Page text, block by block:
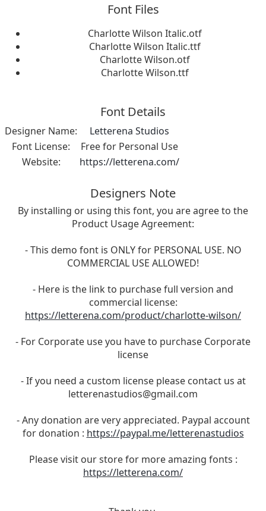
Font Files
Charlotte Wilson Italic.otf
Charlotte Wilson Italic.ttf
Charlotte Wilson.otf
Charlotte Wilson.ttf
Font Details
Designer Name:
Letterena Studios
Font License:
Free for Personal Use
Website:
https://letterena.com/
Designers Note
By installing or using this font, you are agree to the
Product Usage Agreement:
- This demo font is ONLY for PERSONAL USE. NO
COMMERCIAL USE ALLOWED!
- Here is the link to purchase full version and
commercial license:
https://letterena.com/product/charlotte-wilson/
- For Corporate use you have to purchase Corporate
license
- If you need a custom license please contact us at
letterenastudios@gmail.com
- Any donation are very appreciated. Paypal account
for donation : https://paypal.me/letterenastudios
Please visit our store for more amazing fonts :
https://letterena.com/